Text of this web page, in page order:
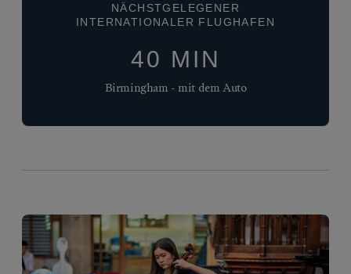
NÄCHSTGELEGENER
INTERNATIONALER FLUGHAFEN
40 MIN
Birmingham - mit dem Auto